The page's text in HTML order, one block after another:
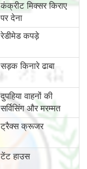
कंक्रीट मिक्सर किराए
पर देना
रेडीमेड कपड़े
सड़क किनारे ढाबा
दुपहिया वाहनों की
सर्विसिंग और मरम्मत
ट्रैक्स क्रूजर
टेंट हाउस